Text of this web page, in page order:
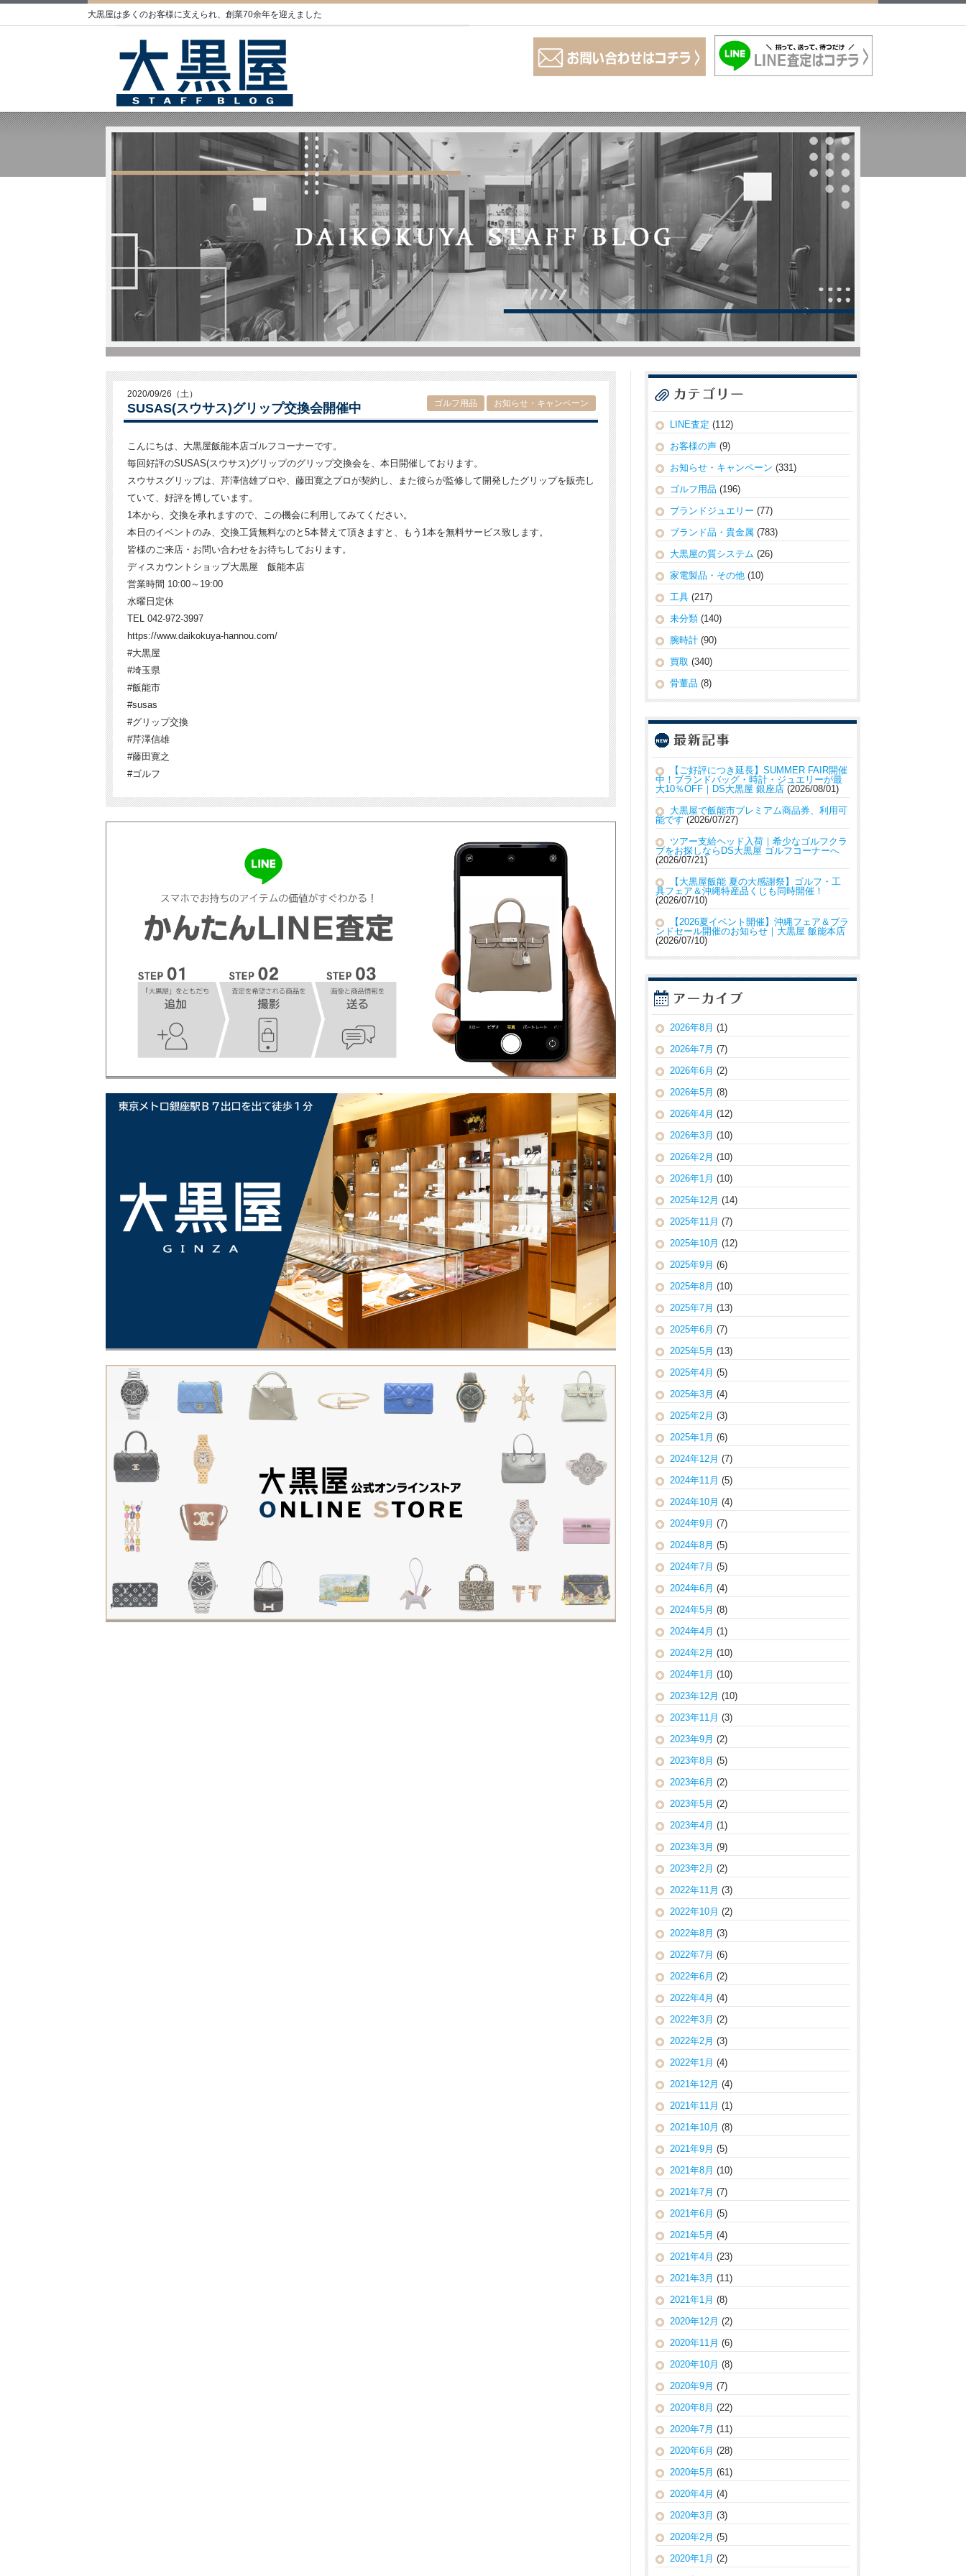
大黒屋は多くのお客様に支えられ、創業70余年を迎えました
2020/09/26（土）
SUSAS(スウサス)グリップ交換会開催中 お知らせ・キャンペーン
ゴルフ用品
こんにちは、大黒屋飯能本店ゴルフコーナーです。
毎回好評のSUSAS(スウサス)グリップのグリップ交換会を、本日開催しております。
スウサスグリップは、芹澤信雄プロや、藤田寛之プロが契約し、また彼らが監修して開発したグリップを販売し
ていて、好評を博しています。
1本から、交換を承れますので、この機会に利用してみてください。
本日のイベントのみ、交換工賃無料なのと5本替えて頂きますと、もう1本を無料サービス致します。
皆様のご来店・お問い合わせをお待ちしております。
ディスカウントショップ大黒屋 飯能本店
営業時間 10:00～19:00
水曜日定休
TEL 042-972-3997
https://www.daikokuya-hannou.com/
#大黒屋
#埼玉県
#飯能市
#susas
#グリップ交換
#芹澤信雄
#藤田寛之
#ゴルフ
LINE査定 (112)
お客様の声 (9)
お知らせ・キャンペーン (331)
ゴルフ用品 (196)
ブランドジュエリー (77)
ブランド品・貴金属 (783)
大黒屋の質システム (26)
家電製品・その他 (10)
工具 (217)
未分類 (140)
腕時計 (90)
買取 (340)
骨董品 (8)
【ご好評につき延長】SUMMER FAIR開催
中！ブランドバッグ・時計・ジュエリーが最
大10％OFF｜DS大黒屋 銀座店 2026/08/01
大黒屋で飯能市プレミアム商品券、利用可
能です 2026/07/27
ツアー支給ヘッド入荷｜希少なゴルフクラ
ブをお探しならDS大黒屋 ゴルフコーナーへ
2026/07/21
【大黒屋飯能 夏の大感謝祭】ゴルフ・工
具フェア＆沖縄特産品くじも同時開催！
2026/07/10
【2026夏イベント開催】沖縄フェア＆ブラ
ンドセール開催のお知らせ｜大黒屋 飯能本店
2026/07/10
2026年8月 (1)
2026年7月 (7)
2026年6月 (2)
2026年5月 (8)
2026年4月 (12)
2026年3月 (10)
2026年2月 (10)
2026年1月 (10)
2025年12月 (14)
2025年11月 (7)
2025年10月 (12)
2025年9月 (6)
2025年8月 (10)
2025年7月 (13)
2025年6月 (7)
2025年5月 (13)
2025年4月 (5)
2025年3月 (4)
2025年2月 (3)
2025年1月 (6)
2024年12月 (7)
2024年11月 (5)
2024年10月 (4)
2024年9月 (7)
2024年8月 (5)
2024年7月 (5)
2024年6月 (4)
2024年5月 (8)
2024年4月 (1)
2024年2月 (10)
2024年1月 (10)
2023年12月 (10)
2023年11月 (3)
2023年9月 (2)
2023年8月 (5)
2023年6月 (2)
2023年5月 (2)
2023年4月 (1)
2023年3月 (9)
2023年2月 (2)
2022年11月 (3)
2022年10月 (2)
2022年8月 (3)
2022年7月 (6)
2022年6月 (2)
2022年4月 (4)
2022年3月 (2)
2022年2月 (3)
2022年1月 (4)
2021年12月 (4)
2021年11月 (1)
2021年10月 (8)
2021年9月 (5)
2021年8月 (10)
2021年7月 (7)
2021年6月 (5)
2021年5月 (4)
2021年4月 (23)
2021年3月 (11)
2021年1月 (8)
2020年12月 (2)
2020年11月 (6)
2020年10月 (8)
2020年9月 (7)
2020年8月 (22)
2020年7月 (11)
2020年6月 (28)
2020年5月 (61)
2020年4月 (4)
2020年3月 (3)
2020年2月 (5)
2020年1月 (2)